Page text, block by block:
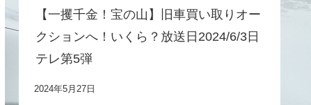
【一攫千金！宝の山】旧車買い取りオー
クションへ！いくら？放送日2024/6/3日
テレ第5弾
2024年5月27日